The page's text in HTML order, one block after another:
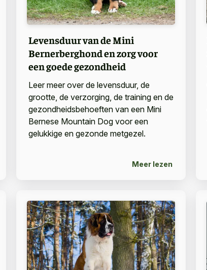
Levensduur van de Mini
Bernerberghond en zorg voor
een goede gezondheid
Leer meer over de levensduur, de
grootte, de verzorging, de training en de
gezondheidsbehoeften van een Mini
Bernese Mountain Dog voor een
gelukkige en gezonde metgezel.
Meer lezen